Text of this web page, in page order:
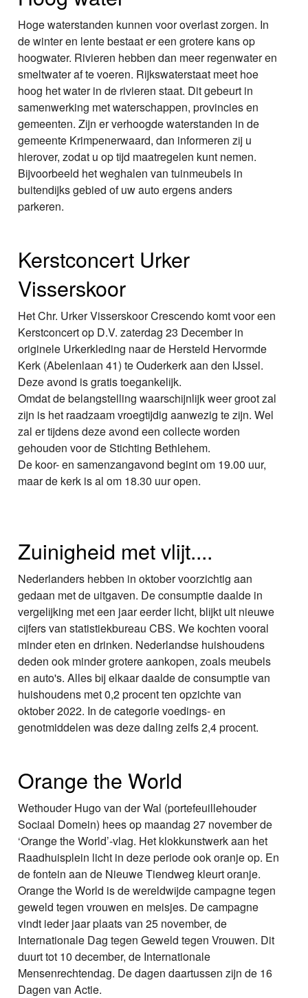
Hoge waterstanden kunnen voor overlast zorgen. In
de winter en lente bestaat er een grotere kans op
hoogwater. Rivieren hebben dan meer regenwater en
smeltwater af te voeren. Rijkswaterstaat meet hoe
hoog het water in de rivieren staat. Dit gebeurt in
samenwerking met waterschappen, provincies en
gemeenten. Zijn er verhoogde waterstanden in de
gemeente Krimpenerwaard, dan informeren zij u
hierover, zodat u op tijd maatregelen kunt nemen.
Bijvoorbeeld het weghalen van tuinmeubels in
buitendijks gebied of uw auto ergens anders
parkeren.
Kerstconcert Urker
Visserskoor
Het Chr. Urker Visserskoor Crescendo komt voor een
Kerstconcert op D.V. zaterdag 23 December in
originele Urkerkleding naar de Hersteld Hervormde
Kerk (Abelenlaan 41) te Ouderkerk aan den IJssel.
Deze avond is gratis toegankelijk.
Omdat de belangstelling waarschijnlijk weer groot zal
zijn is het raadzaam vroegtijdig aanwezig te zijn. Wel
zal er tijdens deze avond een collecte worden
gehouden voor de Stichting Bethlehem.
De koor- en samenzangavond begint om 19.00 uur,
maar de kerk is al om 18.30 uur open.
Zuinigheid met vlijt....
Nederlanders hebben in oktober voorzichtig aan
gedaan met de uitgaven. De consumptie daalde in
vergelijking met een jaar eerder licht, blijkt uit nieuwe
cijfers van statistiekbureau CBS. We kochten vooral
minder eten en drinken. Nederlandse huishoudens
deden ook minder grotere aankopen, zoals meubels
en auto's. Alles bij elkaar daalde de consumptie van
huishoudens met 0,2 procent ten opzichte van
oktober 2022. In de categorie voedings- en
genotmiddelen was deze daling zelfs 2,4 procent.
Orange the World
Wethouder Hugo van der Wal (portefeuillehouder
Sociaal Domein) hees op maandag 27 november de
‘Orange the World’-vlag. Het klokkunstwerk aan het
Raadhuisplein licht in deze periode ook oranje op. En
de fontein aan de Nieuwe Tiendweg kleurt oranje.
Orange the World is de wereldwijde campagne tegen
geweld tegen vrouwen en meisjes. De campagne
vindt ieder jaar plaats van 25 november, de
Internationale Dag tegen Geweld tegen Vrouwen. Dit
duurt tot 10 december, de Internationale
Mensenrechtendag. De dagen daartussen zijn de 16
Dagen van Actie.